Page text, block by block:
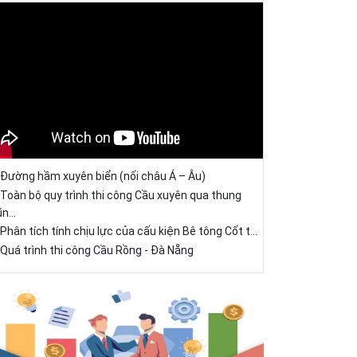
Đường hầm xuyên biển (nối châu Á – Âu)
Toàn bộ quy trình thi công Cầu xuyên qua thung
Phân tích tính chịu lực của cấu kiện Bê tông Cốt t...
Quá trình thi công Cầu Rồng - Đà Nẵng